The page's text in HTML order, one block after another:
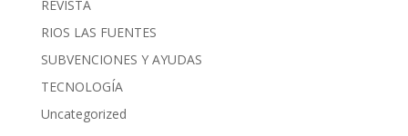
REVISTA
RIOS LAS FUENTES
SUBVENCIONES Y AYUDAS
TECNOLOGÍA
Uncategorized